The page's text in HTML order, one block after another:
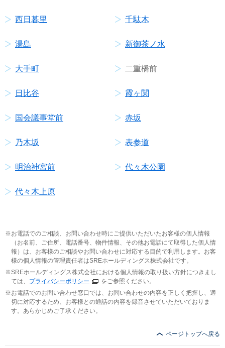
西日暮里 千駄木
湯島 新御茶ノ水
大手町 二重橋前
日比谷 霞ヶ関
国会議事堂前 赤坂
乃木坂 表参道
明治神宮前 代々木公園
代々木上原
お電話でのご相談、お問い合わせ時にご提供いただいたお客様の個人情報
（お名前、ご住所、電話番号、物件情報、その他お電話にて取得した個人情
報）は、お客様のご相談やお問い合わせに対応する目的で利用します。お客
様の個人情報の管理責任者はSREホールディングス株式会社です。
SREホールディングス株式会社における個人情報の取り扱い方針につきまし
ては、 プライバシーポリシー
をご参照ください。
お電話でのお問い合わせ窓口では、お問い合わせの内容を正しく把握し、適
切に対応するため、お客様との通話の内容を録音させていただいておりま
す。あらかじめご了承ください。
ページトップへ戻る